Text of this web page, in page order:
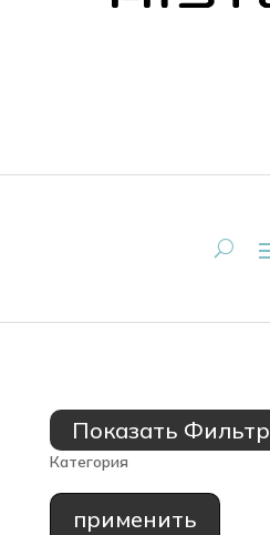
Показать Фильтр
Категория
применить